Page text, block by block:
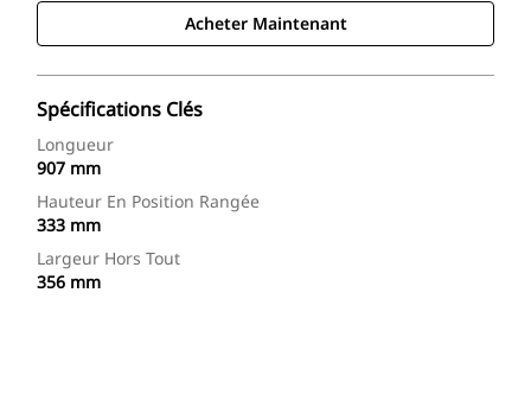
Acheter Maintenant
Spécifications Clés
Longueur
907 mm
Hauteur En Position Rangée
333 mm
Largeur Hors Tout
356 mm